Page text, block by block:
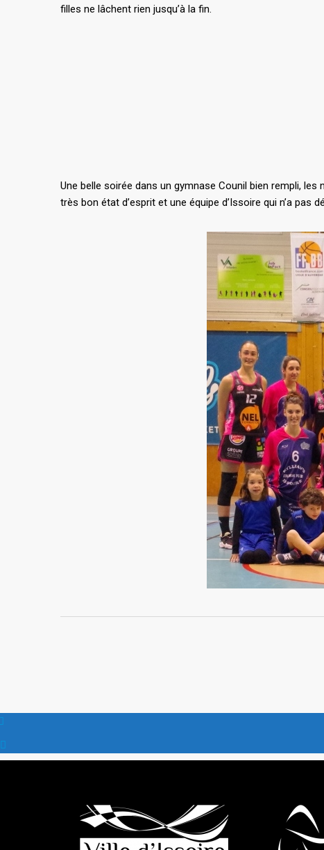
filles ne lâchent rien jusqu’à la fin.
Une belle soirée dans un gymnase Counil bien rempli,
très bon état d’esprit et une équipe d’Issoire qui n’a pas